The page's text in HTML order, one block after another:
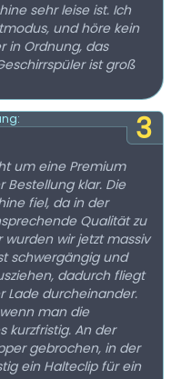
sehr leise ist. Ich
und höre kein
in Ordnung, das
ist groß
3
um eine Premium
klar. Die
fiel, da in der
Qualität zu
wir jetzt massiv
schwergängig und
dadurch fliegt
Lade durcheinander.
man die
kurzfristig. An der
gebrochen, in der
ein Halteclip für ein